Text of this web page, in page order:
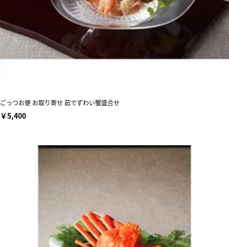
ごっつお便 お取り寄せ 茹でずわい蟹盛合せ
￥5,400